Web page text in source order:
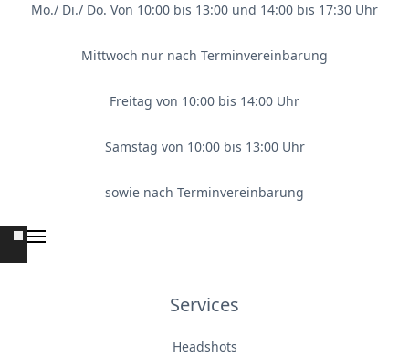
Mo./ Di./ Do. Von 10:00 bis 13:00 und 14:00 bis 17:30 Uhr
Mittwoch nur nach Terminvereinbarung
Freitag von 10:00 bis 14:00 Uhr
Samstag von 10:00 bis 13:00 Uhr
sowie nach Terminvereinbarung
Services
Headshots